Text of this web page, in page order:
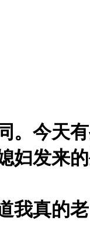
。今天
妇发来
我真的